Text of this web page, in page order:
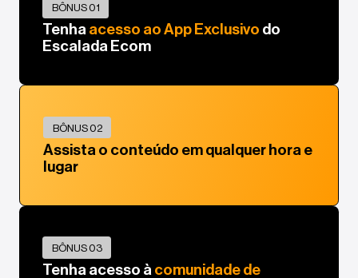
BÔNUS 01
Tenha acesso ao App Exclusivo do
Escalada Ecom
BÔNUS 02
Assista o conteúdo em qualquer hora e
lugar
BÔNUS 03
Tenha acesso à comunidade de